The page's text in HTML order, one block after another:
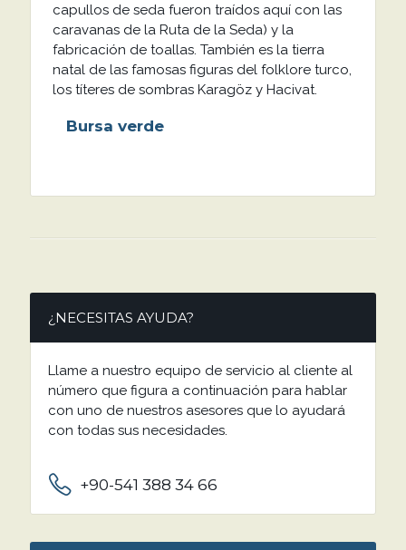
capullos de seda fueron traídos aquí con las
caravanas de la Ruta de la Seda) y la
fabricación de toallas. También es la tierra
natal de las famosas figuras del folklore turco,
los títeres de sombras Karagöz y Hacivat.
Bursa verde
¿NECESITAS AYUDA?
Llame a nuestro equipo de servicio al cliente al
número que figura a continuación para hablar
con uno de nuestros asesores que lo ayudará
con todas sus necesidades.
+90-541 388 34 66